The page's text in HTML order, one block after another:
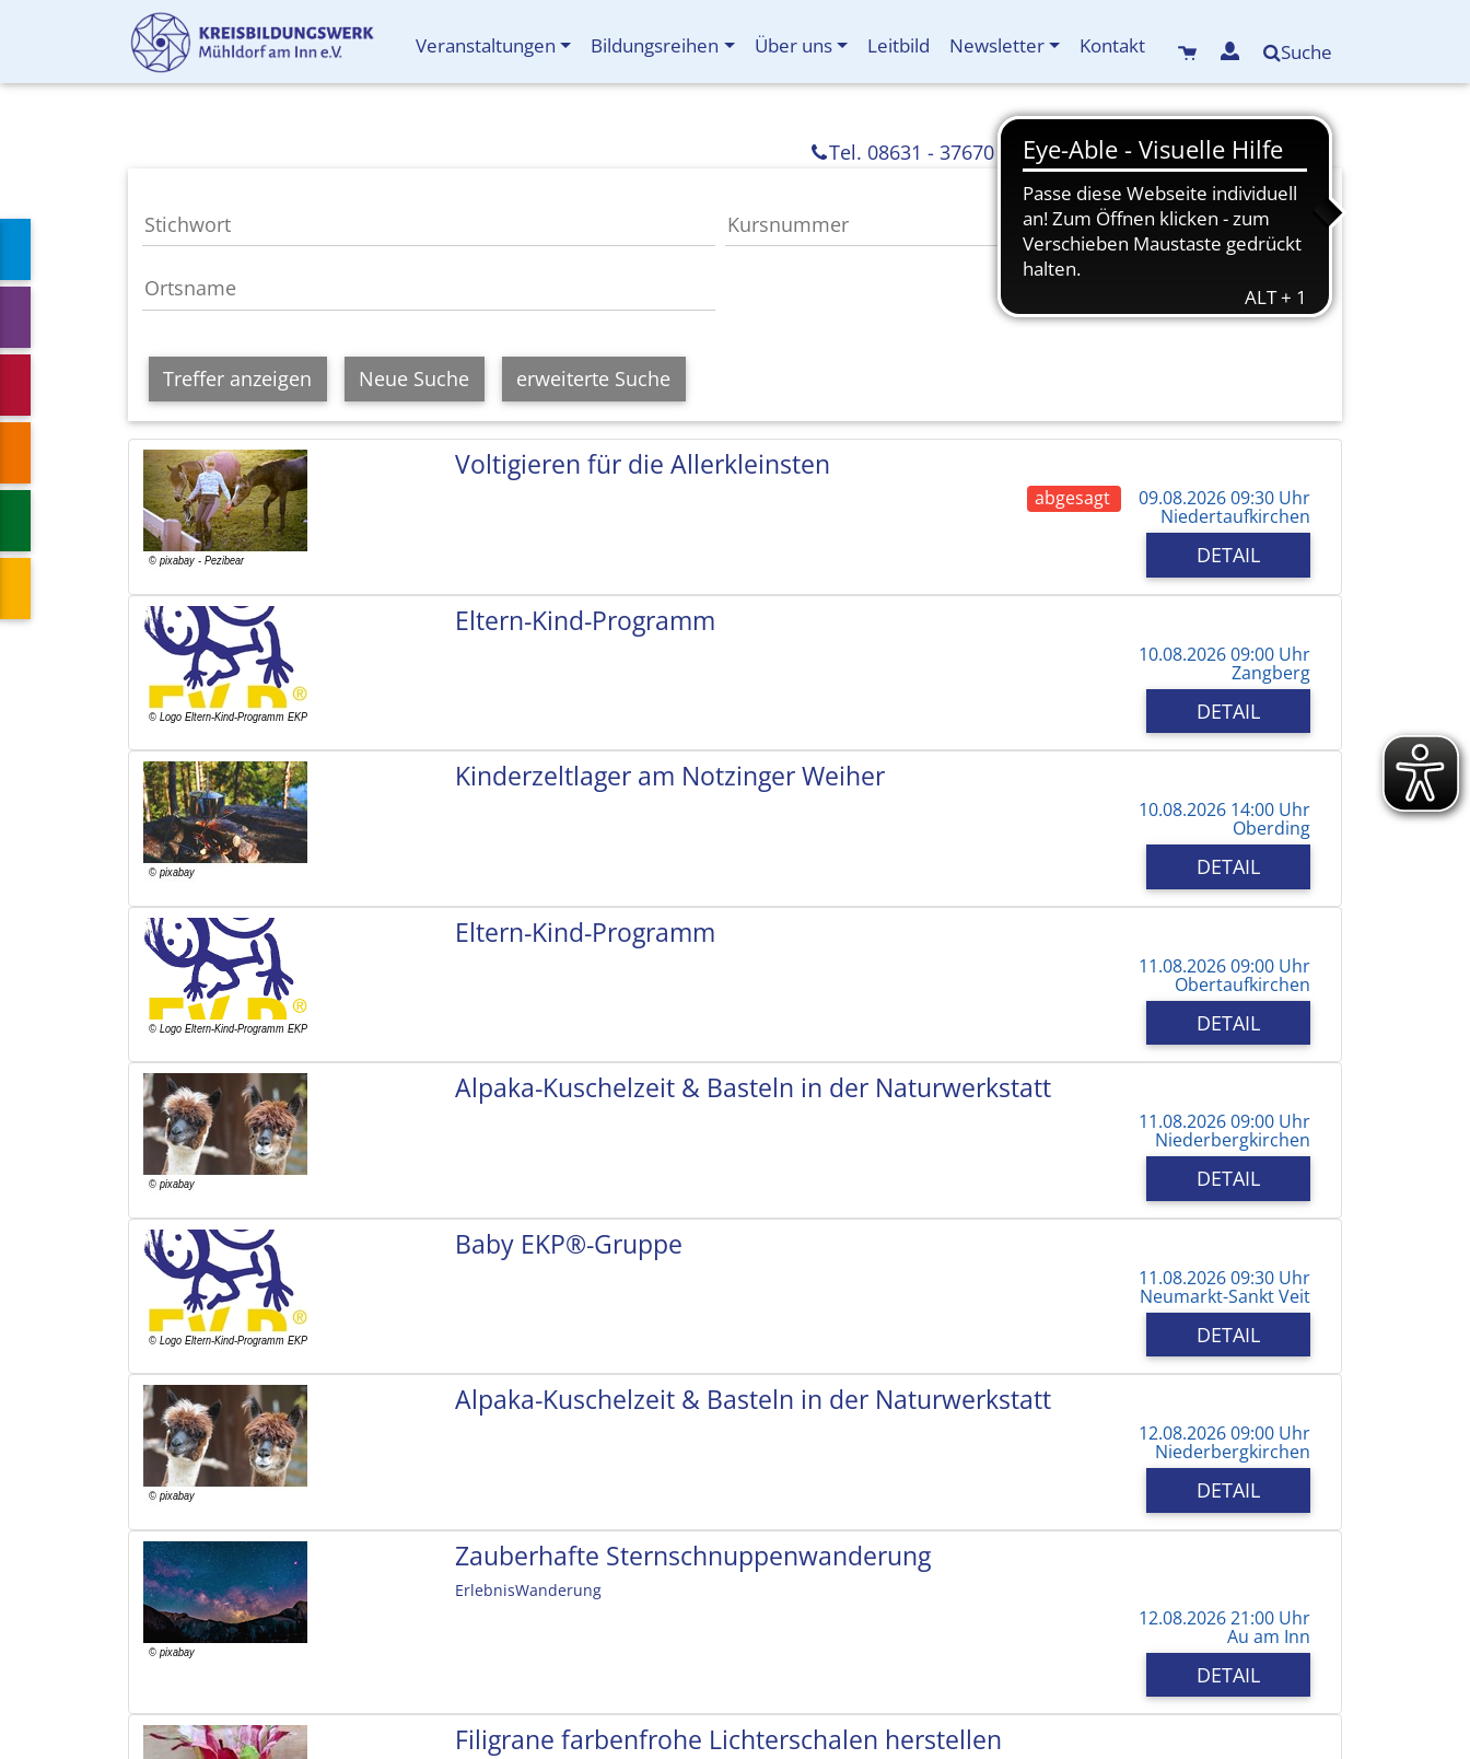
Veranstaltungen Bildungsreihen Über uns Leitbild Newsletter Kontakt Suche
info(at)kreisbildungswerk-mdf.de
Tel. 08631 - 37670
Treffer anzeigen Neue Suche erweiterte Suche
Voltigieren für die Allerkleinsten
abgesagt 09.08.2026 09:30 Uhr
Niedertaufkirchen
DETAIL
Eltern-Kind-Programm
10.08.2026 09:00 Uhr
Zangberg
DETAIL
Kinderzeltlager am Notzinger Weiher
10.08.2026 14:00 Uhr
Oberding
DETAIL
Eltern-Kind-Programm
11.08.2026 09:00 Uhr
Obertaufkirchen
DETAIL
Alpaka-Kuschelzeit & Basteln in der Naturwerkstatt
11.08.2026 09:00 Uhr
Niederbergkirchen
DETAIL
Baby EKP®-Gruppe
11.08.2026 09:30 Uhr
Neumarkt-Sankt Veit
DETAIL
Alpaka-Kuschelzeit & Basteln in der Naturwerkstatt
12.08.2026 09:00 Uhr
Niederbergkirchen
DETAIL
Zauberhafte Sternschnuppenwanderung
ErlebnisWanderung
12.08.2026 21:00 Uhr
Au am Inn
DETAIL
Filigrane farbenfrohe Lichterschalen herstellen